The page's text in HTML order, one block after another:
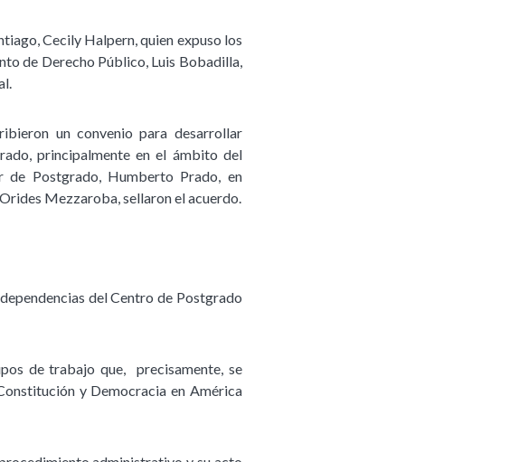
Cecily Halpern, quien expuso los
de Derecho Público, Luis Bobadilla,
un convenio para desarrollar
principalmente en el ámbito del
de Postgrado, Humberto Prado, en
Mezzaroba, sellaron el acuerdo.
del Centro de Postgrado
de trabajo que, precisamente, se
y Democracia en América